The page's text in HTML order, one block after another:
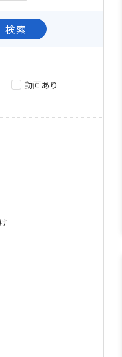
検索
動画あり